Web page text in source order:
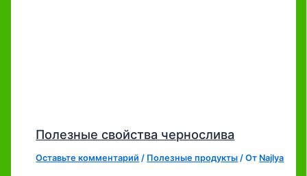
Полезные свойства чернослива
Оставьте комментарий / Полезные продукты / От Najlya